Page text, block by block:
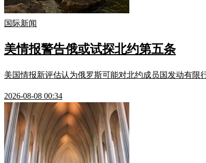
国际新闻
美情报警告俄或试探北约第五条
美国情报新评估认为俄罗斯可能对北约成员国发动有限
2026-08-08 00:34